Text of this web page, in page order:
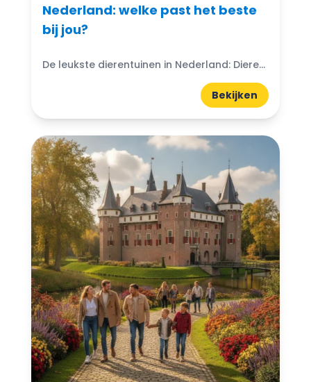
Nederland: welke past het beste
bij jou?
De leukste dierentuinen in Nederland: Dierentuinen in Nederland zijn echte trekpleisters voor jong en oud. Ze bieden niet alleen de kans om exotische dieren van dichtbij te zien, maar ook...
Bekijken